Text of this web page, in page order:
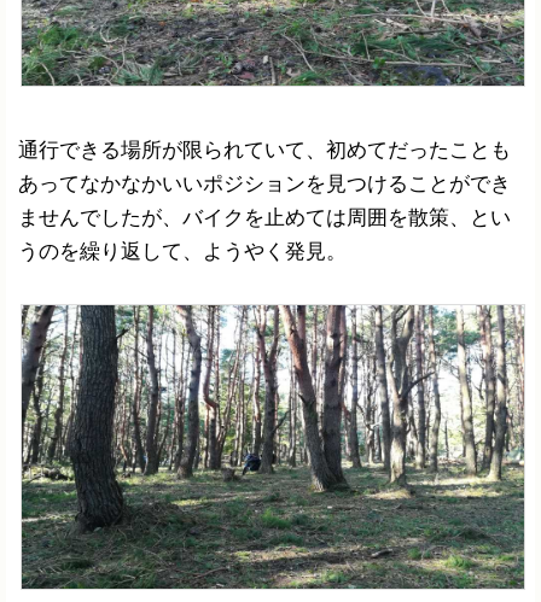
通行できる場所が限られていて、初めてだったことも
あってなかなかいいポジションを見つけることができ
ませんでしたが、バイクを止めては周囲を散策、とい
うのを繰り返して、ようやく発見。